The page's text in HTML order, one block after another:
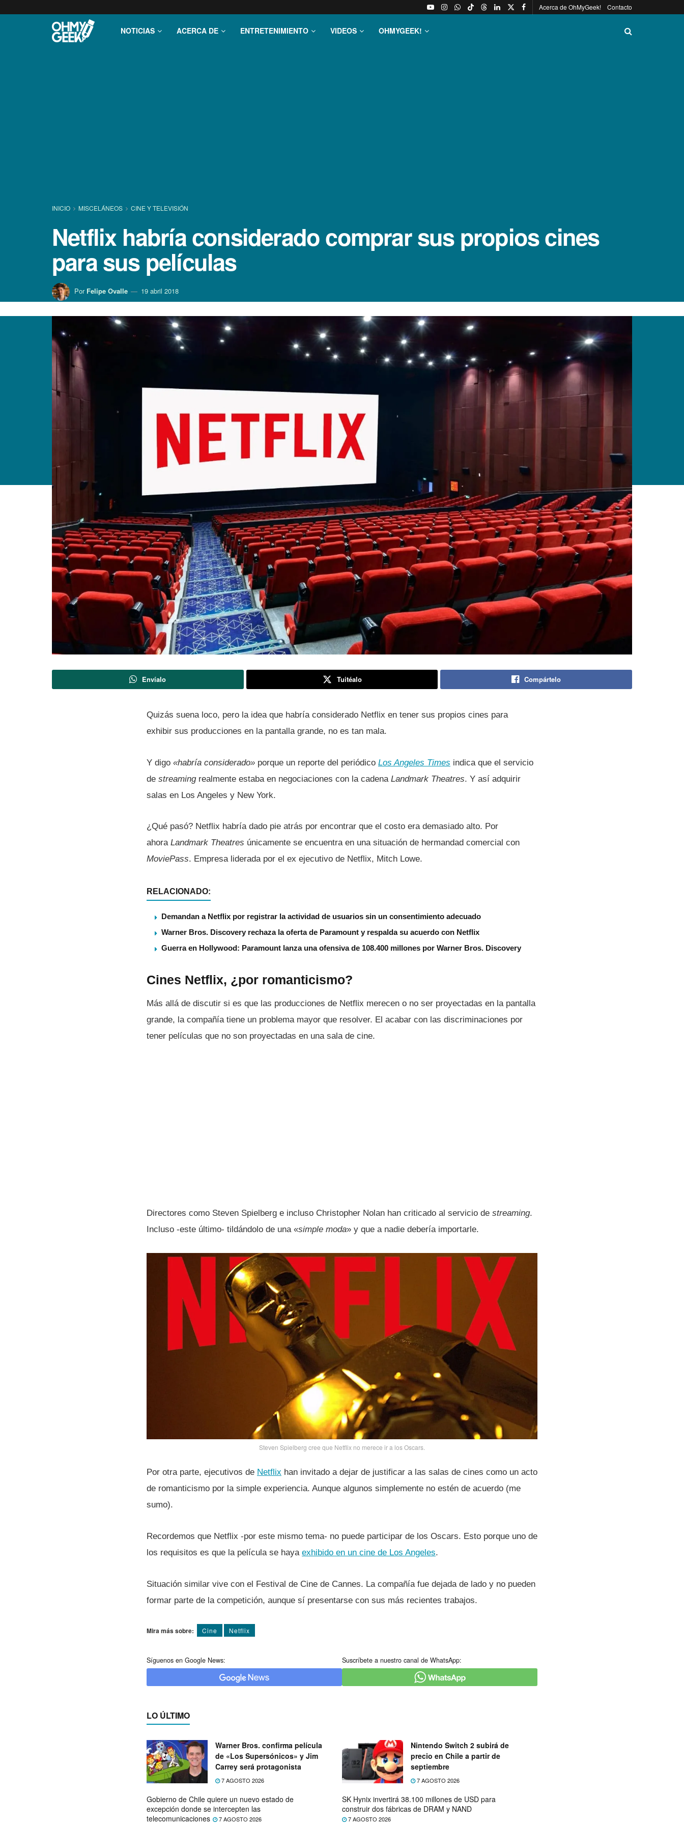
Acerca de OhMyGeek! Contacto
NOTICIAS ACERCA DE ENTRETENIMIENTO VIDEOS OHMYGEEK!
INICIO MISCELÁNEOS CINE Y TELEVISIÓN
Netflix habrí­a considerado comprar sus propios cines
para sus pelí­culas
Por Felipe Ovalle 19 abril 2018
Envíalo Tuitéalo Compártelo
Quizás suena loco, pero la idea que habrí­a considerado Netflix en tener sus propios cines para
exhibir sus producciones en la pantalla grande, no es tan mala.
Y digo «habrí­a considerado» porque un reporte del periódico Los Angeles Times indica que el servicio
de streamingrealmente estaba en negociaciones con la cadena Landmark Theatres. Y así­ adquirir
salas en Los Angeles y New York.
¿Qué pasó? Netflix habrí­a dado pie atrás por encontrar que el costo era demasiado alto. Por
ahora Landmark Theatres únicamente se encuentra en una situación de hermandad comercial con
MoviePass. Empresa liderada por el ex ejecutivo de Netflix, Mitch Lowe.
RELACIONADO:
Demandan a Netflix por registrar la actividad de usuarios sin un consentimiento adecuado
Warner Bros. Discovery rechaza la oferta de Paramount y respalda su acuerdo con Netflix
Guerra en Hollywood: Paramount lanza una ofensiva de 108.400 millones por Warner Bros. Discovery
Cines Netflix, ¿por romanticismo?
Más allá de discutir si es que las producciones de Netflix merecen o no ser proyectadas en la pantalla
grande, la compañí­a tiene un problema mayor que resolver. El acabar con las discriminaciones por
tener pelí­culas que no son proyectadas en una sala de cine.
Directores como Steven Spielberg e incluso Christopher Nolan han criticado al servicio de streaming.
Incluso -este último- tildándolo de una «simple moda» y que a nadie deberí­a importarle.
Steven Spielberg cree que Netflix no merece ir a los Oscars.
Por otra parte, ejecutivos de Netflix han invitado a dejar de justificar a las salas de cines como un acto
de romanticismo por la simple experiencia. Aunque algunos simplemente no estén de acuerdo (me
sumo).
Recordemos que Netflix -por este mismo tema- no puede participar de los Oscars. Esto porque uno de
los requisitos es que la pelí­cula se haya exhibido en un cine de Los Angeles.
Situación similar vive con el Festival de Cine de Cannes. La compañí­a fue dejada de lado y no pueden
formar parte de la competición, aunque sí­ presentarse con sus más recientes trabajos.
Mira más sobre: Cine Netflix
Síguenos en Google News: Suscríbete a nuestro canal de WhatsApp:
LO ÚLTIMO
Warner Bros. confirma película
de «Los Supersónicos» y Jim
Carrey será protagonista
7 AGOSTO 2026
Nintendo Switch 2 subirá de
precio en Chile a partir de
septiembre
7 AGOSTO 2026
Gobierno de Chile quiere un nuevo estado de
excepción donde se intercepten las
telecomunicaciones
7 AGOSTO 2026
SK Hynix invertirá 38.100 millones de USD para
construir dos fábricas de DRAM y NAND
7 AGOSTO 2026